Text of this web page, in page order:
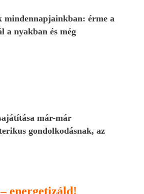
mindennapjainkban: érme a
a nyakban és még
már-már
gondolkodásnak, az
energetizáld!